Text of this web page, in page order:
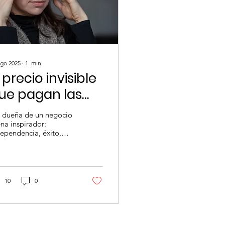
2025 ∙ 1 min
precio invisible
pagan las
dueñas
negocio
dueña de un negocio
inspirador:
éxito,
10 0